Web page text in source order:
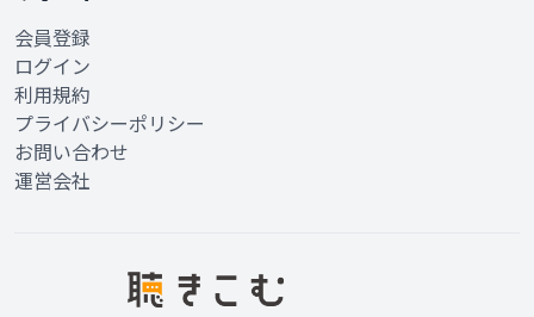
会員登録
ログイン
利用規約
プライバシーポリシー
お問い合わせ
運営会社